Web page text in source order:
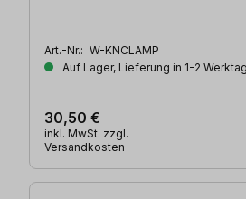
Art.-Nr.: W-KNCLAMP
Auf Lager, Lieferung in 1-2
30,50 €
inkl. MwSt. zzgl.
Versandkosten